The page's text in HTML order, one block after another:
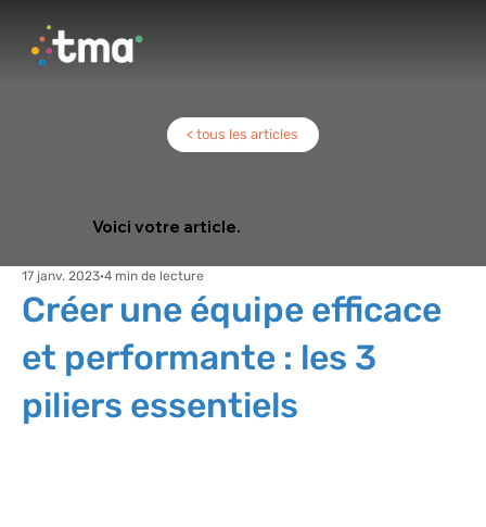
Voici votre article.
< tous les articles
Créer une équipe efficace
et performante : les 3
piliers essentiels
17 janv. 2023 4 min de lecture